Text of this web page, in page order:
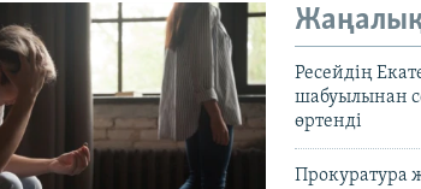
Ресейдің
шабуылынан
өртенді
Прокуратура